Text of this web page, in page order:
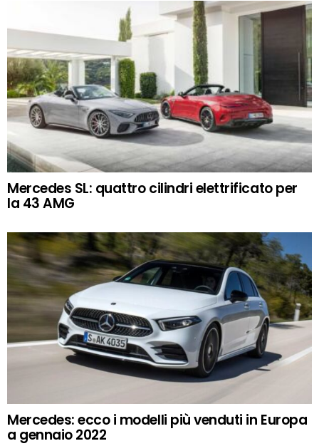
Mercedes SL: quattro cilindri elettrificato per
la 43 AMG
Mercedes: ecco i modelli più venduti in Europa
a gennaio 2022